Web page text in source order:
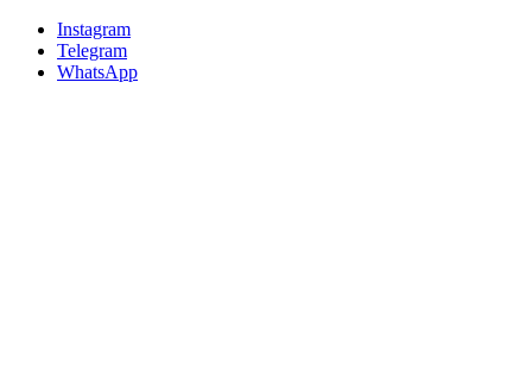
Instagram
Telegram
WhatsApp